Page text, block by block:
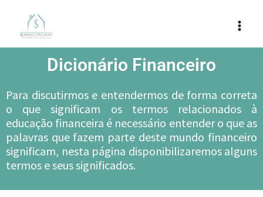
Dicionário Financeiro
Para discutirmos e entendermos de forma correta
o que significam os termos relacionados à
educação financeira é necessário entender o que as
palavras que fazem parte deste mundo financeiro
significam, nesta página disponibilizaremos alguns
termos e seus significados.